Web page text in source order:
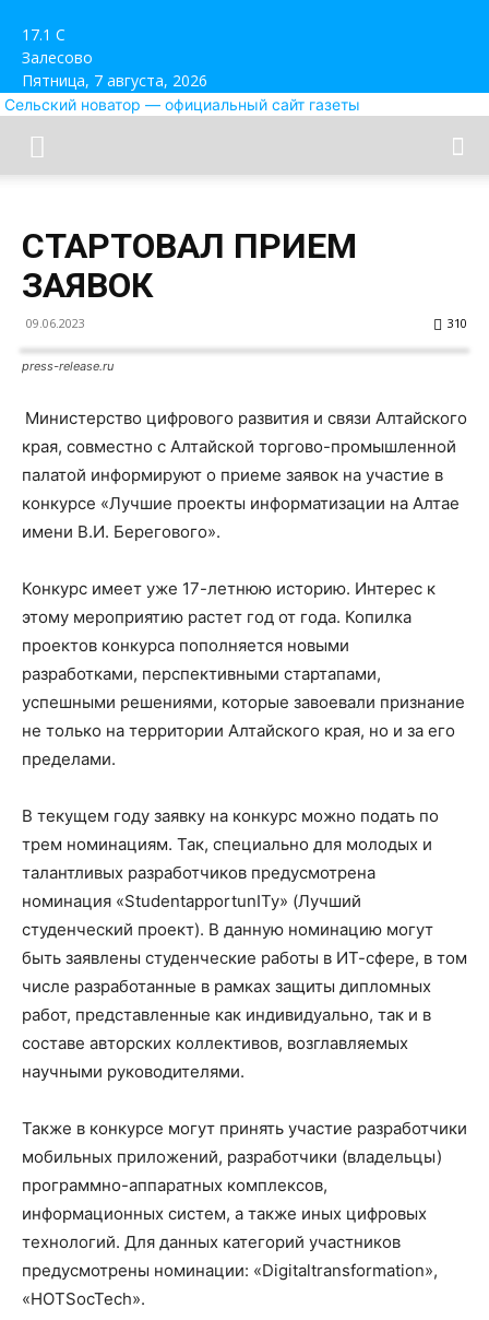
17.1 C
Залесово
Пятница, 7 августа, 2026
Сельский новатор — официальный сайт газеты
СТАРТОВАЛ ПРИЕМ
ЗАЯВОК
09.06.2023 310
press-release.ru
Министерство цифрового развития и связи Алтайского
края, совместно с Алтайской торгово-промышленной
палатой информируют о приеме заявок на участие в
конкурсе «Лучшие проекты информатизации на Алтае
имени В.И. Берегового».
Конкурс имеет уже 17-летнюю историю. Интерес к
этому мероприятию растет год от года. Копилка
проектов конкурса пополняется новыми
разработками, перспективными стартапами,
успешными решениями, которые завоевали признание
не только на территории Алтайского края, но и за его
пределами.
В текущем году заявку на конкурс можно подать по
трем номинациям. Так, специально для молодых и
талантливых разработчиков предусмотрена
номинация «StudentapportunITy» (Лучший
студенческий проект). В данную номинацию могут
быть заявлены студенческие работы в ИТ-сфере, в том
числе разработанные в рамках защиты дипломных
работ, представленные как индивидуально, так и в
составе авторских коллективов, возглавляемых
научными руководителями.
Также в конкурсе могут принять участие разработчики
мобильных приложений, разработчики (владельцы)
программно-аппаратных комплексов,
информационных систем, а также иных цифровых
технологий. Для данных категорий участников
предусмотрены номинации: «Digitaltransformation»,
«HOTSocTech».